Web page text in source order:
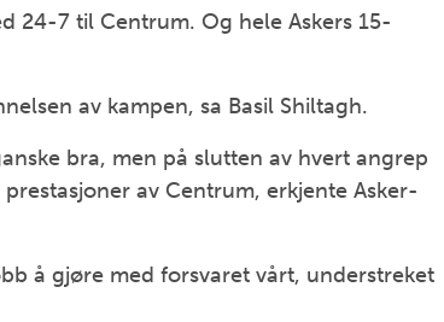
24-7 til Centrum. Og hele Askers 15-
av kampen, sa Basil Shiltagh.
bra, men på slutten av hvert angrep
av Centrum, erkjente Asker-
å gjøre med forsvaret vårt, understreket